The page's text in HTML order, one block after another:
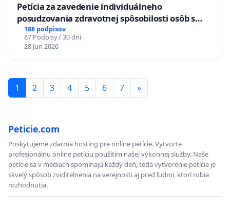
Petícia za zavedenie individuálneho
posudzovania zdravotnej spôsobilosti osôb s
diabetom 1. a 2. typu pri prijímaní do
Policajného zboru SR
188 podpisov
67 Podpisy / 30 dni
28 Jun 2026
1 2 3 4 5 6 7 »
Peticie.com
Poskytujeme zdarma hosting pre online petície. Vytvorte
profesionálnu online petíciu použítím našej výkonnej služby. Naše
petície sa v médiach spomínajú každý deň, teda vytvorenie petície je
skvelý spôsob zviditelnenia na verejnosti aj pred ľudmi, ktorí robia
rozhodnutia.